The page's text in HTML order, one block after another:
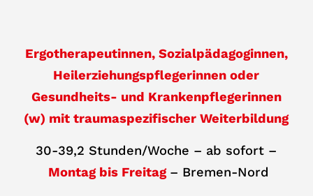
Ergotherapeutinnen, Sozialpädagoginnen,
Heilerziehungspflegerinnen oder
Gesundheits- und Krankenpflegerinnen
(w) mit traumaspezifischer Weiterbildung
30-39,2 Stunden/Woche – ab sofort –
Montag bis Freitag – Bremen-Nord